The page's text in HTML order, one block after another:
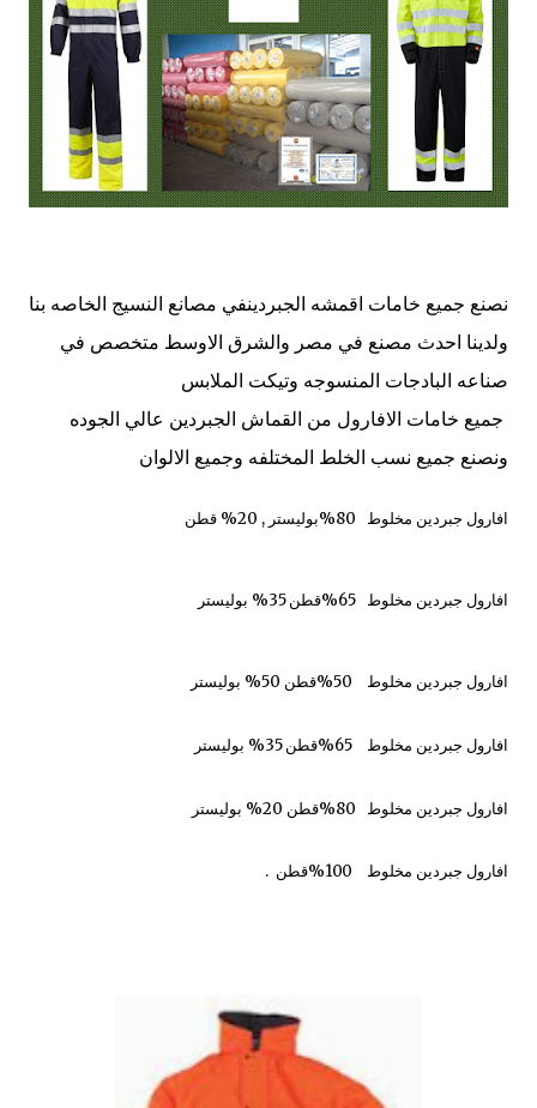
نصنع جميع خامات اقمشه الجبردينفي مصانع النسيج الخاصه بنا
ولدينا احدث مصنع في مصر والشرق الاوسط متخصص في
صناعه البادجات المنسوجه وتيكت الملابس
جميع خامات الافارول من القماش الجبردين عالي الجوده
ونصنع جميع نسب الخلط المختلفه وجميع الالوان
افارول جبردين مخلوط %بوليستر , 20% قطن
افارول جبردين مخلوط 65%قطن 35% بوليستر
افارول جبردين مخلوط 50%قطن 50% بوليستر
افارول جبردين مخلوط 65%قطن 35% بوليستر
افارول جبردين مخلوط 80%قطن 20% بوليستر
افارول جبردين مخلوط 100%قطن .